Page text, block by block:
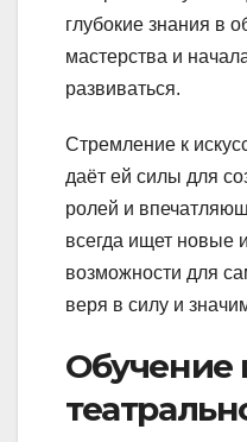
глубокие знания в
мастерства и
развиваться.
Стремление к
даёт ей силы для
ролей и
всегда ищет новые
возможности для
веря в силу и
Обучение